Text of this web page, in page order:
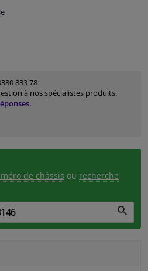
833 78
à nos spécialistes produits.
de châssis ou recherche